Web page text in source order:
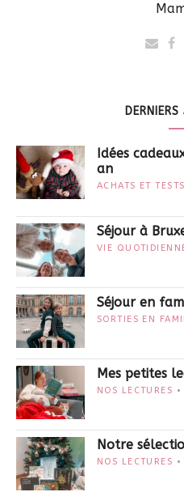
Idées
an
ACHATS ET TESTS
Séjour à
VIE
Séjour en
SORTIES EN
Mes petites
NOS LECTURES
Notre
NOS LECTURES